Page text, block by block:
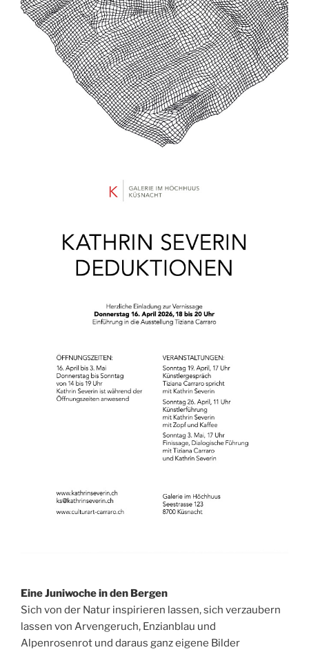
Eine Juniwoche in den Bergen
Sich von der Natur inspirieren lassen, sich verzaubern
lassen von Arvengeruch, Enzianblau und
Alpenrosenrot und daraus ganz eigene Bilder